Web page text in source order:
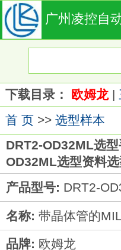
广州凌控自
下载目录： 欧姆龙|
首 页>> 选型样本
DRT2-OD32ML选
OD32ML选型资料
产品型号: DRT2-
名称: 带晶体管的
品牌: 欧姆龙